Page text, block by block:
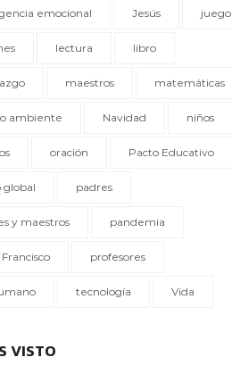
emocional Jesús juego
lectura libro
maestros matemáticas
ambiente Navidad niños
oración Pacto Educativo
global padres
y maestros pandemia
profesores
tecnología Vida
VISTO